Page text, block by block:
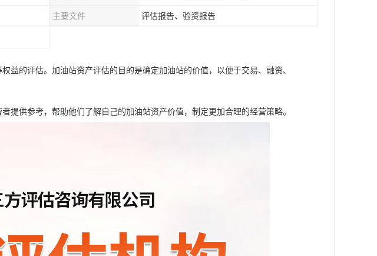
主要文件 评估报告、验资报告
益的评估。加油站资产评估的目的是确定加油站的价值，以便于交易、融资、
提供参考，帮助他们了解自己的加油站资产价值，制定更加合理的经营策略。